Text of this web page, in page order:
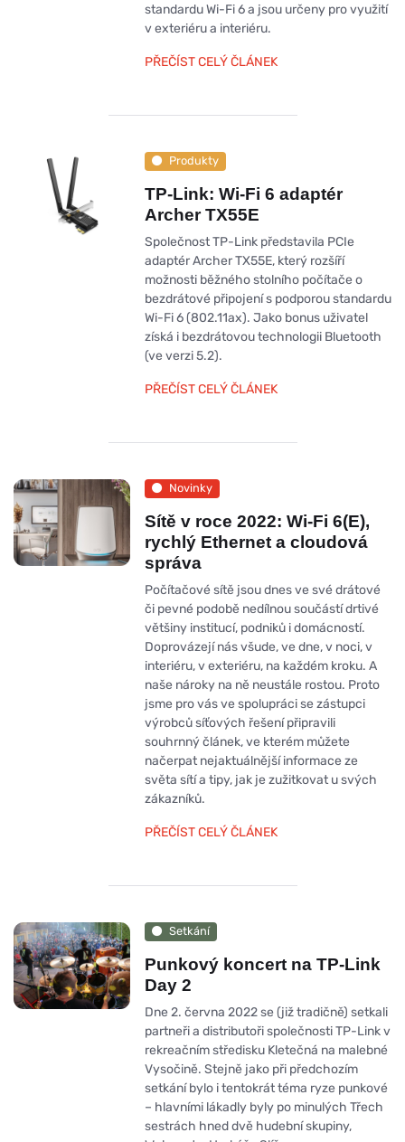
standardu Wi-Fi 6 a jsou určeny pro využití
v exteriéru a interiéru.
PŘEČÍST CELÝ ČLÁNEK
Produkty
TP-Link: Wi-Fi 6 adaptér
Archer TX55E
Společnost TP-Link představila PCIe
adaptér Archer TX55E, který rozšíří
možnosti běžného stolního počítače o
bezdrátové připojení s podporou standardu
Wi-Fi 6 (802.11ax). Jako bonus uživatel
získá i bezdrátovou technologii Bluetooth
(ve verzi 5.2).
PŘEČÍST CELÝ ČLÁNEK
Novinky
Sítě v roce 2022: Wi-Fi 6(E),
rychlý Ethernet a cloudová
správa
Počítačové sítě jsou dnes ve své drátové
či pevné podobě nedílnou součástí drtivé
většiny institucí, podniků i domácností.
Doprovázejí nás všude, ve dne, v noci, v
interiéru, v exteriéru, na každém kroku. A
naše nároky na ně neustále rostou. Proto
jsme pro vás ve spolupráci se zástupci
výrobců síťových řešení připravili
souhrnný článek, ve kterém můžete
načerpat nejaktuálnější informace ze
světa sítí a tipy, jak je zužitkovat u svých
zákazníků.
PŘEČÍST CELÝ ČLÁNEK
Setkání
Punkový koncert na TP-Link
Day 2
Dne 2. června 2022 se (již tradičně) setkali
partneři a distributoři společnosti TP-Link v
rekreačním středisku Kletečná na malebné
Vysočině. Stejně jako při předchozím
setkání bylo i tentokrát téma ryze punkové
– hlavními lákadly byly po minulých Třech
sestrách hned dvě hudební skupiny,